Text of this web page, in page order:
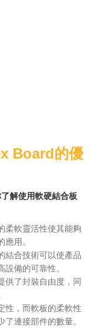
Board的優
解使用軟硬結合板
柔軟靈活性使其能夠
用。
結合技術可以使產品
備的可靠性。
供了封裝自由度，同
性，而軟板的柔軟性
連接部件的數量。